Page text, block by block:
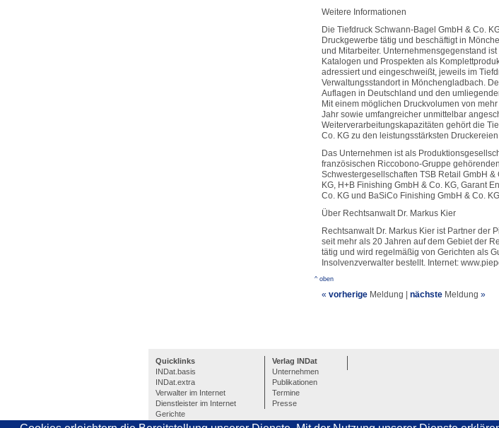
Weitere Informationen
Die Tiefdruck Schwann-Bagel GmbH & Co.
Druckgewerbe tätig und beschäftigt in
und Mitarbeiter. Unternehmensgegenstand
Katalogen und Prospekten als
adressiert und eingeschweißt, jeweils im
Verwaltungsstandort in Mönchengladbach.
Auflagen in Deutschland und den
Mit einem möglichen Druckvolumen von
Jahr sowie umfangreicher unmittelbar
Weiterverarbeitungskapazitäten gehört die
Co. KG zu den leistungsstärksten
Das Unternehmen ist als
französischen Riccobono-Gruppe
Schwestergesellschaften TSB Retail GmbH &
KG, H+B Finishing GmbH & Co. KG, Garant
Co. KG und BaSiCo Finishing GmbH & Co.
Über Rechtsanwalt Dr. Markus Kier
Rechtsanwalt Dr. Markus Kier ist Partner der
seit mehr als 20 Jahren auf dem Gebiet der
tätig und wird regelmäßig von Gerichten als
Insolvenzverwalter bestellt. Internet:
^ oben
« vorherige Meldung nächste Meldung »
Quicklinks
INDat.basis
INDat.extra
Verwalter im Internet
Dienstleister im Internet
Gerichte
Pressespiegel
Verlag INDat
Unternehmen
Publikationen
Termine
Presse